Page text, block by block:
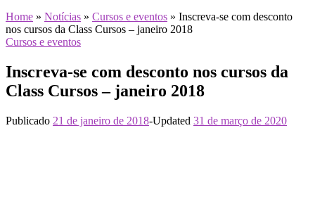
Home » Notícias » Cursos e eventos » Inscreva-se com desconto
nos cursos da Class Cursos – janeiro 2018
Cursos e eventos
Inscreva-se com desconto nos cursos da
Class Cursos – janeiro 2018
Publicado 21 de janeiro de 2018-Updated 31 de março de 2020